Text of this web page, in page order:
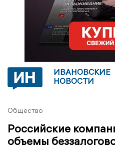
ИВАНОВСКИЕ
НОВОСТИ
Общество
Российские
объемы